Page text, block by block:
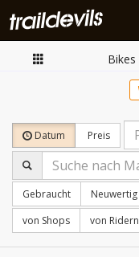
Bikes
Datum Preis
Gebraucht Neuwertig
von Shops
von Ridern